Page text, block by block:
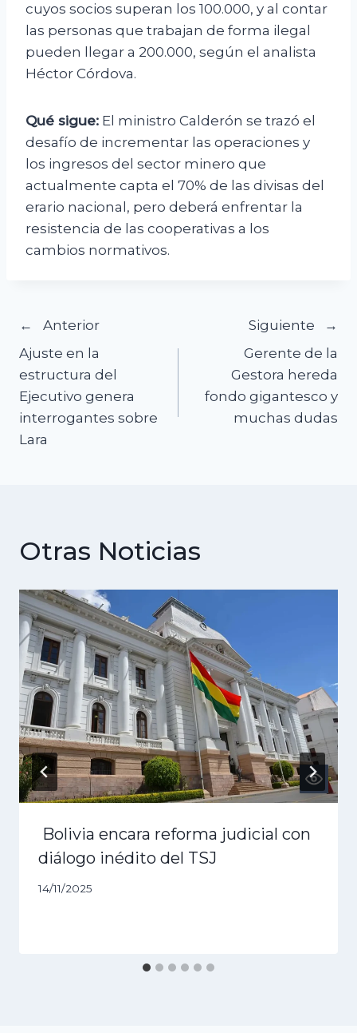
cuyos socios superan los 100.000, y al contar
las personas que trabajan de forma ilegal
pueden llegar a 200.000, según el analista
Héctor Córdova.
Qué sigue: El ministro Calderón se trazó el
desafío de incrementar las operaciones y
los ingresos del sector minero que
actualmente capta el 70% de las divisas del
erario nacional, pero deberá enfrentar la
resistencia de las cooperativas a los
cambios normativos.
Navegación
de
entradas
Anterior
Ajuste en la
estructura del
Ejecutivo genera
interrogantes sobre
Lara
Siguiente
Gerente de la
Gestora hereda
fondo gigantesco y
muchas dudas
Otras Noticias
Bolivia encara reforma judicial con
diálogo inédito del TSJ
14/11/2025